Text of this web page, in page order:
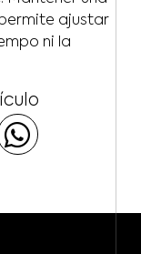
ajustar
ni la